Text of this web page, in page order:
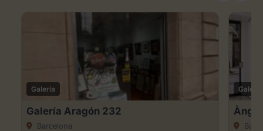
Galería
Galería Aragón 232
Barcelona
Galería